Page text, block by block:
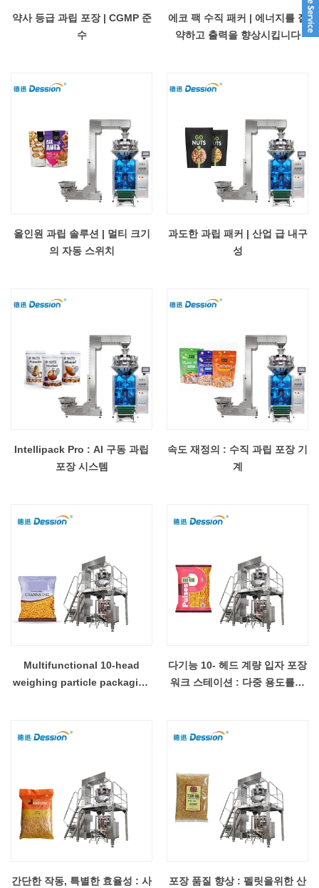
약사 등급 과립 포장 | CGMP 준
수
에코 팩 수직 패커 | 에너지를 절
약하고 출력을 향상시킵니다
올인원 과립 솔루션 | 멀티 크기
의 자동 스위치
과도한 과립 패커 | 산업 급 내구
성
Intellipack Pro : AI 구동 과립
포장 시스템
속도 재정의 : 수직 과립 포장 기
계
Multifunctional 10-head
weighing particle packaging
and efficient - COPY - 7fqj9t
다기능 10- 헤드 계량 입자 포장
워크 스테이션 : 다중 용도를위
간단한 작동, 특별한 효율성 : 사
포장 품질 향상 : 펠릿을위한 산